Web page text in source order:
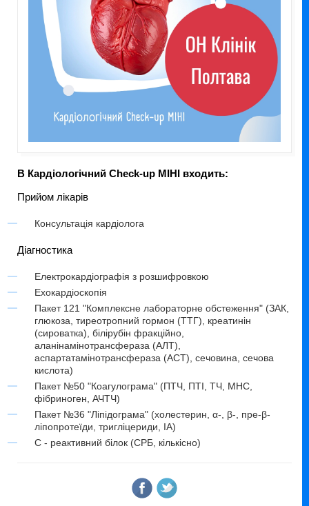
В Кардіологічний Check-up МІНІ входить:
Прийом лікарів
Консультація кардіолога
Діагностика
Електрокардіографія з розшифровкою
Ехокардіоскопія
Пакет 121 "Комплексне лабораторне обстеження" (ЗАК,
глюкоза, тиреотропний гормон (ТТГ), креатинін
(сироватка), білірубін фракційно,
аланінамінотрансфераза (АЛТ),
аспартатамінотрансфераза (АСТ), сечовина, сечова
кислота)
Пакет №50 "Коагулограма" (ПТЧ, ПТІ, ТЧ, МНС,
фібриноген, АЧТЧ)
Пакет №36 "Ліпідограма" (холестерин, α-, β-, пре-β-
ліпопротеїди, тригліцериди, ІА)
C - реактивний білок (СРБ, кількісно)